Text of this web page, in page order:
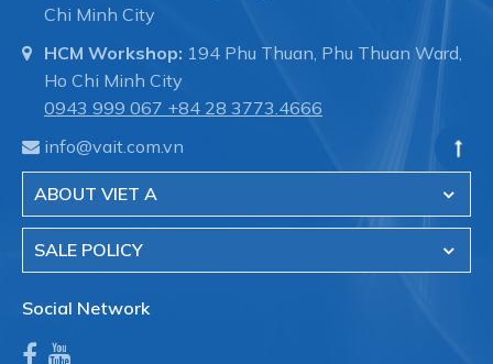
Vòng đệm : Joang teflong - PTFE
Nắp van: Thép không rỉ
Ty van: Thép không rỉ
Ốc van: Thép không rỉ
Long đền: Thép không rỉ
Tay van: Thép không rỉ
2. Van Bi Điều khiển bằng
khí nén
Chi Minh City
HCM Workshop: 194 Phu Thuan, Phu Thuan Ward,
Ho Chi Minh City
0943 999 067 +84 28 3773.4666
info@vait.com.vn
ABOUT VIET A
SALE POLICY
Social Network